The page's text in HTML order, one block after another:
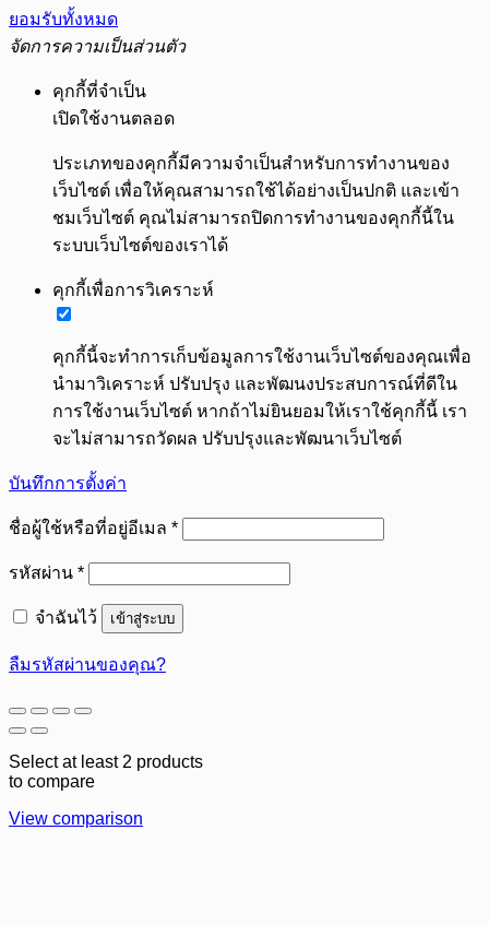
ยอมรับทั้งหมด
จัดการความเป็นส่วนตัว
คุกกี้ที่จำเป็น
เปิดใช้งานตลอด
ประเภทของคุกกี้มีความจำเป็นสำหรับการทำงานของ
เว็บไซต์ เพื่อให้คุณสามารถใช้ได้อย่างเป็นปกติ และเข้า
ชมเว็บไซต์ คุณไม่สามารถปิดการทำงานของคุกกี้นี้ใน
ระบบเว็บไซต์ของเราได้
คุกกี้เพื่อการวิเคราะห์
คุกกี้นี้จะทำการเก็บข้อมูลการใช้งานเว็บไซต์ของคุณเพื่อ
นำมาวิเคราะห์ ปรับปรุง และพัฒนงประสบการณ์ที่ดีใน
การใช้งานเว็บไซต์ หากถ้าไม่ยินยอมให้เราใช้คุกกี้นี้ เรา
จะไม่สามารถวัดผล ปรับปรุงและพัฒนาเว็บไซต์
บันทึกการตั้งค่า
ชื่อผู้ใช้หรือที่อยู่อีเมล *ต้องการ
รหัสผ่าน *ต้องการ
จำฉันไว้ เข้าสู่ระบบ
ลืมรหัสผ่านของคุณ?
Select at least 2 products
to compare
View comparison